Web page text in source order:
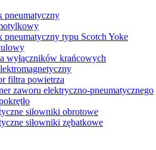
pneumatyczny
pneumatyczny typu Scotch Yoke
wyłączników krańcowych
filtra powietrza
zaworu elektryczno-pneumatycznego
siłowniki obrotowe
siłowniki zębatkowe